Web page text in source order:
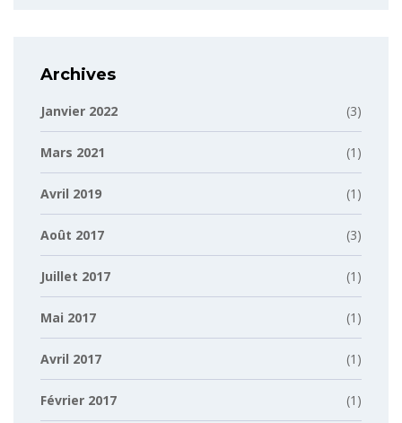
Archives
Janvier 2022 (3)
Mars 2021 (1)
Avril 2019 (1)
Août 2017 (3)
Juillet 2017 (1)
Mai 2017 (1)
Avril 2017 (1)
Février 2017 (1)